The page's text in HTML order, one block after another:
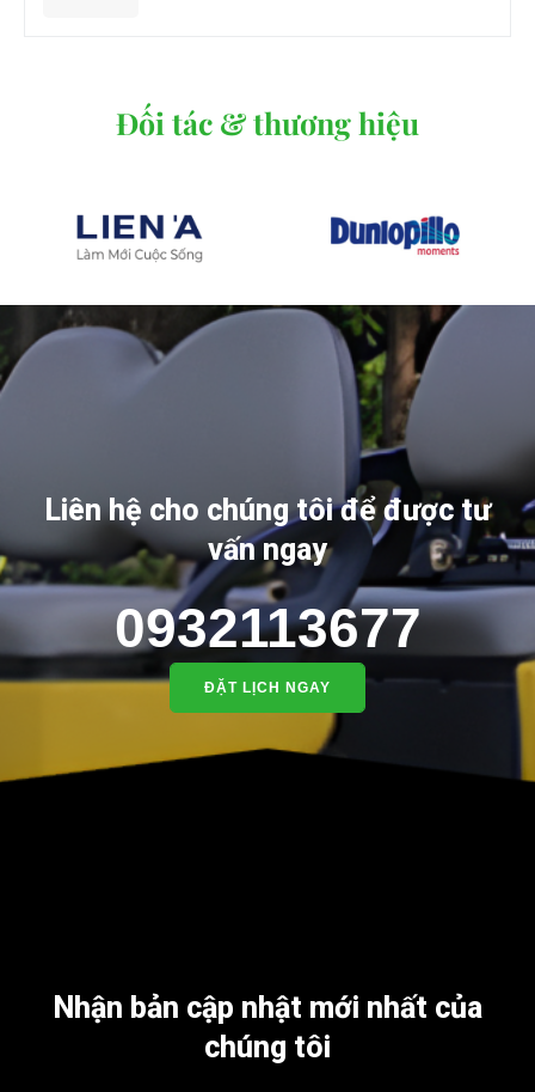
Đối tác & thương hiệu
Liên hệ cho chúng tôi để được tư
vấn ngay
0932113677
ĐẶT LỊCH NGAY
Nhận bản cập nhật mới nhất của
chúng tôi